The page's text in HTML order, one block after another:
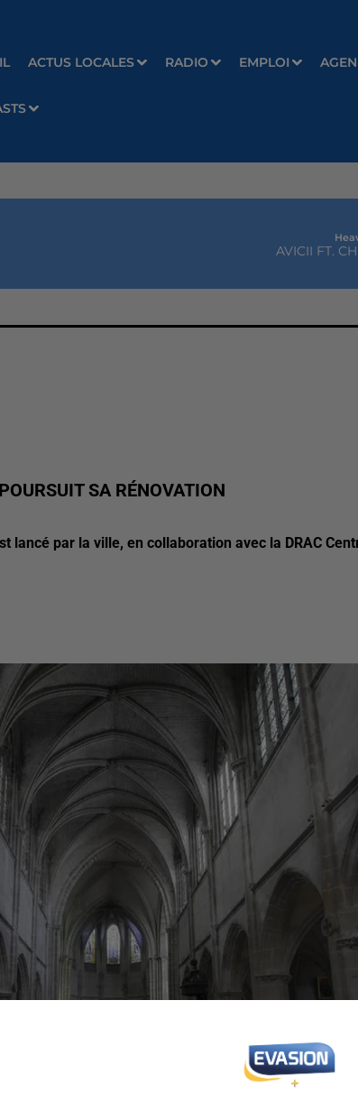
ACTUS LOCALES RADIO EMPLOI
AVICII FT.
SA RÉNOVATION
lancé par la ville, en collaboration avec la DRAC